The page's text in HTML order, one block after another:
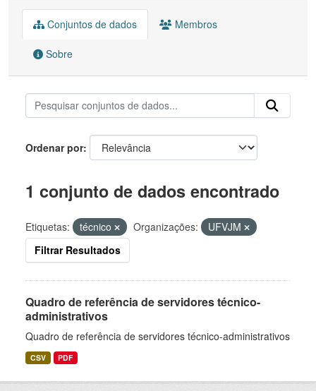
Conjuntos de dados Membros
Sobre
Ordenar por
1 conjunto de dados encontrado
Etiquetas: técnico Organizações:
UFVJM
Filtrar Resultados
Quadro de referência de servidores técnico-
administrativos
Quadro de referência de servidores técnico-administrativos
CSV PDF